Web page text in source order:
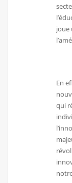
joue
En
qui